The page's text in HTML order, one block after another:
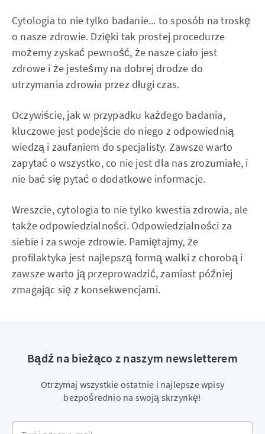
Cytologia to nie tylko badanie... to sposób na troskę
o nasze zdrowie. Dzięki tak prostej procedurze
możemy zyskać pewność, że nasze ciało jest
zdrowe i że jesteśmy na dobrej drodze do
utrzymania zdrowia przez długi czas.
Oczywiście, jak w przypadku każdego badania,
kluczowe jest podejście do niego z odpowiednią
wiedzą i zaufaniem do specjalisty. Zawsze warto
zapytać o wszystko, co nie jest dla nas zrozumiałe, i
nie bać się pytać o dodatkowe informacje.
Wreszcie, cytologia to nie tylko kwestia zdrowia, ale
także odpowiedzialności. Odpowiedzialności za
siebie i za swoje zdrowie. Pamiętajmy, że
profilaktyka jest najlepszą formą walki z chorobą i
zawsze warto ją przeprowadzić, zamiast później
zmagając się z konsekwencjami.
Bądź na bieżąco z naszym newsletterem
Otrzymaj wszystkie ostatnie i najlepsze wpisy
bezpośrednio na swoją skrzynkę!
Twój adres e-mail